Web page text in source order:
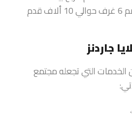
فلل جراند ريزرف التي تضم 6 غرف حوالي 10 ألاف قدم
جاردنز
الخدمات التي تجعله مجتمع